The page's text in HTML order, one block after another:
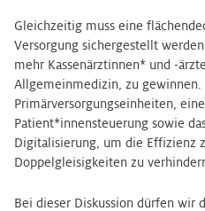
Gleichzeitig muss eine
Versorgung sichergestellt
mehr Kassenärztinnen* und -
Allgemeinmedizin, zu gewinnen.
Primärversorgungseinheiten,
Patient*innensteuerung sowie
Digitalisierung, um die Effizienz
Doppelgleisigkeiten zu
Bei dieser Diskussion dürfen wir